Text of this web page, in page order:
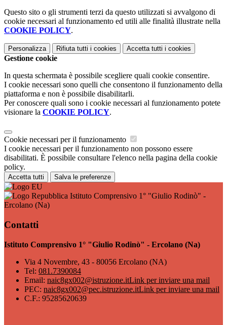
Questo sito o gli strumenti terzi da questo utilizzati si avvalgono di
cookie necessari al funzionamento ed utili alle finalità illustrate nella
COOKIE POLICY.
Personalizza Rifiuta tutti i cookies Accetta tutti i cookies
Gestione cookie
In questa schermata è possibile scegliere quali cookie consentire.
I cookie necessari sono quelli che consentono il funzionamento della
piattaforma e non è possibile disabilitarli.
Per conoscere quali sono i cookie necessari al funzionamento potete
visionare la COOKIE POLICY.
Cookie necessari per il funzionamento
I cookie necessari per il funzionamento non possono essere
disabilitati. È possibile consultare l'elenco nella pagina della cookie
policy.
Accetta tutti Salva le preferenze
Istituto Comprensivo 1° "Giulio Rodinò" -
Ercolano (Na)
Contatti
Istituto Comprensivo 1° "Giulio Rodinò" - Ercolano (Na)
Via 4 Novembre, 43 - 80056 Ercolano (NA)
Tel: 081.7390084
Email: naic8gx002@istruzione.itLink per inviare una mail
PEC: naic8gx002@pec.istruzione.itLink per inviare una mail
C.F.: 95285620639